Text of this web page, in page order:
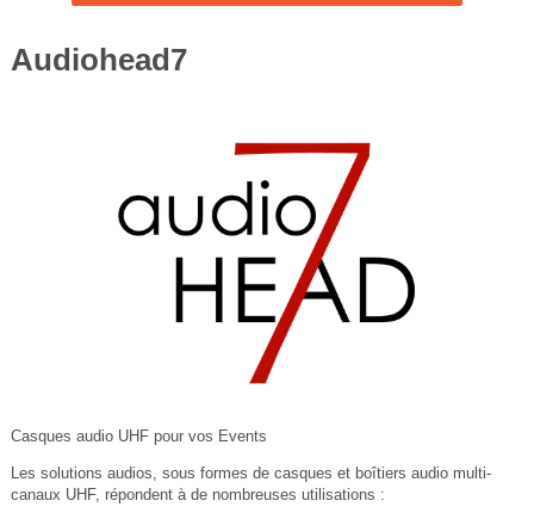
Audiohead7
Casques audio UHF pour vos Events
Les solutions audios, sous formes de casques et boîtiers audio multi-
canaux UHF, répondent à de nombreuses utilisations :